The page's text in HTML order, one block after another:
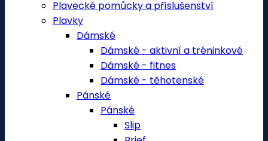
Plavecké pomůcky a příslušenství
Plavky
Dámské
Dámské - aktivní a tréninkové
Dámské - fitnes
Dámské - těhotenské
Pánské
Pánské
Slip